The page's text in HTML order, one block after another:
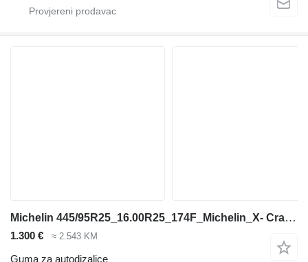
Michelin 445/95R25_16.00R25_174F_Michelin_X- Crane AT_TL_MPT_Kranreifen
1.300 € ≈ 2.543 KM
Guma za autodizalice